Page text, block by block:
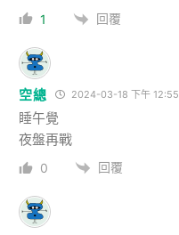
1 回覆
空總 2024-03-18 下午 12:55
睡午覺
夜盤再戰
0 回覆